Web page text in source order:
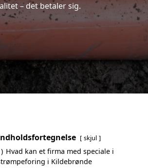
– det betaler sig.
skjul
Hvad kan et firma med speciale i
i Kildebrønde